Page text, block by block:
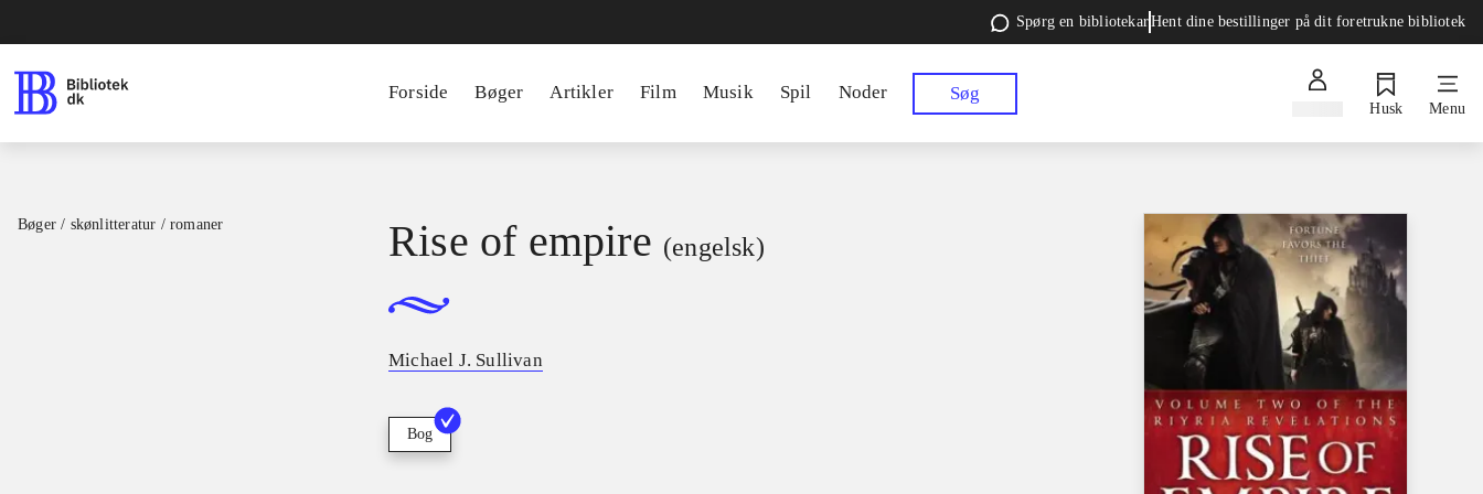
Spørg en bibliotekarHent dine bestillinger på dit foretrukne bibliotek
Forside Bøger Artikler Film Musik Spil Noder Søg
Husk Menu
Bøger / skønlitteratur / romaner Rise of empire (engelsk)
Michael J. Sullivan
Bog